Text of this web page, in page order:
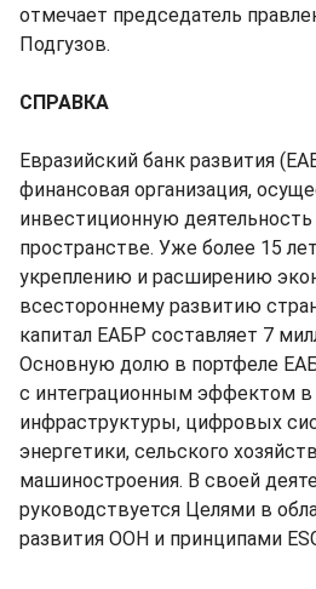
отмечает председатель
Подгузов.
СПРАВКА
Евразийский банк развития
финансовая организация,
инвестиционную
пространстве. Уже более 15
укреплению и расширению
всестороннему развитию
капитал ЕАБР составляет 7
Основную долю в портфеле
с интеграционным эффектом в
инфраструктуры, цифровых
энергетики, сельского
машиностроения. В своей
руководствуется Целями в
развития ООН и принципами